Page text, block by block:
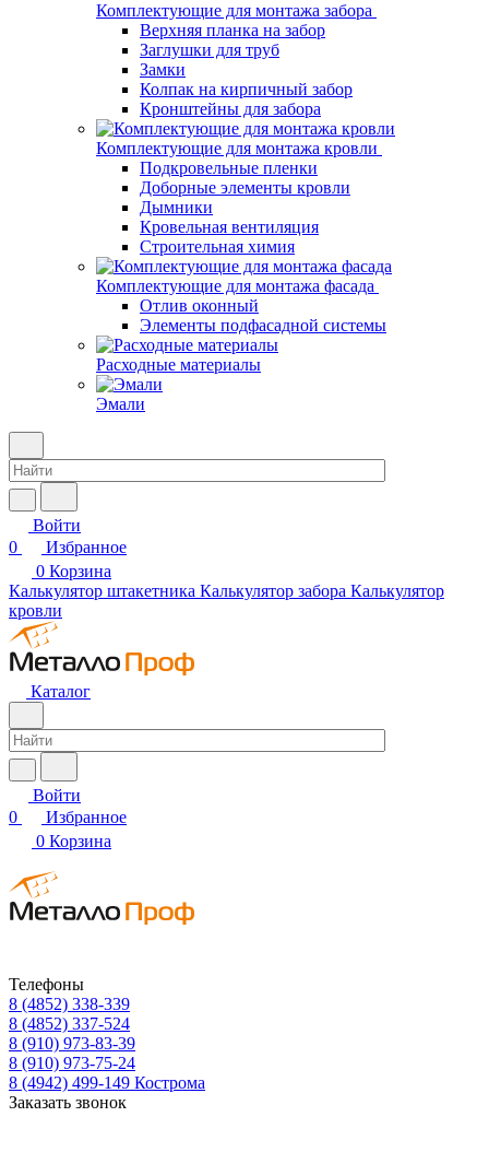
Комплектующие для монтажа забора
Верхняя планка на забор
Заглушки для труб
Замки
Колпак на кирпичный забор
Кронштейны для забора
Комплектующие для монтажа кровли
Подкровельные пленки
Доборные элементы кровли
Дымники
Кровельная вентиляция
Строительная химия
Комплектующие для монтажа фасада
Отлив оконный
Элементы подфасадной системы
Расходные материалы
Эмали
Войти
0
Избранное
0 Корзина
Калькулятор штакетника Калькулятор забора Калькулятор
кровли
Каталог
Войти
0
Избранное
0 Корзина
Телефоны
8 (4852) 338-339
8 (4852) 337-524
8 (910) 973-83-39
8 (910) 973-75-24
8 (4942) 499-149 Кострома
Заказать звонок